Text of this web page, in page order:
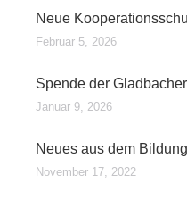
Neue
Februar 5, 2026
Spende der
Januar 9, 2026
Neues aus dem
November 17, 2022